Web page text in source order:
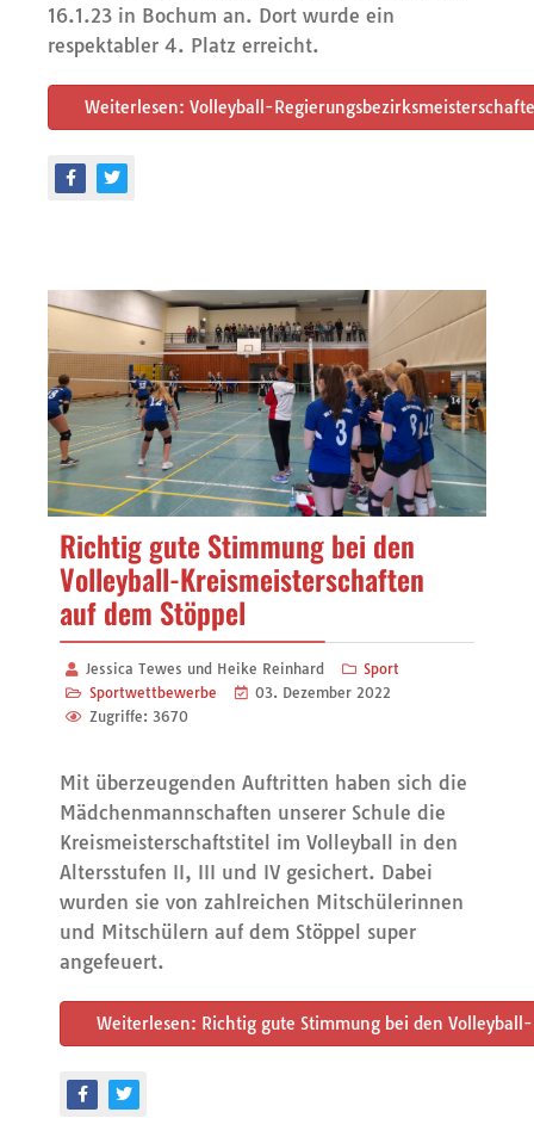
16.1.23 in Bochum an. Dort wurde ein
respektabler 4. Platz erreicht.
Weiterlesen: Volleyball-
Richtig gute Stimmung bei den
Volleyball-Kreismeisterschaften
auf dem Stöppel
Jessica Tewes und Heike Reinhard
Sport
Sportwettbewerbe
03. Dezember 2022
Zugriffe: 3670
Mit überzeugenden Auftritten haben sich die
Mädchenmannschaften unserer Schule die
Kreismeisterschaftstitel im Volleyball in den
Altersstufen II, III und IV gesichert. Dabei
wurden sie von zahlreichen Mitschülerinnen
und Mitschülern auf dem Stöppel super
angefeuert.
Weiterlesen: Richtig gute Stimmung bei den